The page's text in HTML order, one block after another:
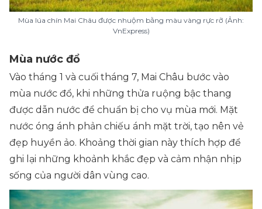
Mùa lúa chín Mai Châu được nhuộm bằng màu vàng rực rỡ (Ảnh:
VnExpress)
Mùa nước đổ
Vào tháng 1 và cuối tháng 7, Mai Châu bước vào
mùa nước đổ, khi những thửa ruộng bậc thang
được dẫn nước để chuẩn bị cho vụ mùa mới. Mặt
nước óng ánh phản chiếu ánh mặt trời, tạo nên vẻ
đẹp huyền ảo. Khoảng thời gian này thích hợp để
ghi lại những khoảnh khắc đẹp và cảm nhận nhịp
sống của người dân vùng cao.